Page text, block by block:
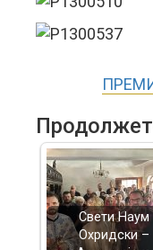
Свети Наум
Охридски –